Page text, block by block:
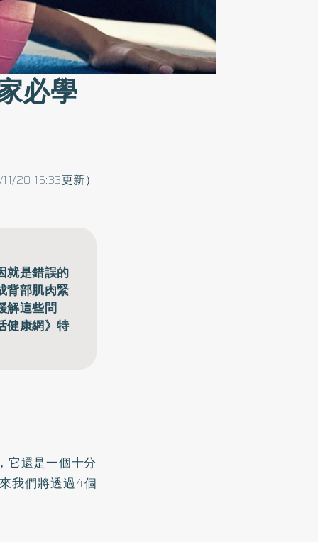
必學
20 15:33更新）
就是錯誤的
背部肌肉緊
解這些問
健康網》特
它還是一個十分
我們將透過4個